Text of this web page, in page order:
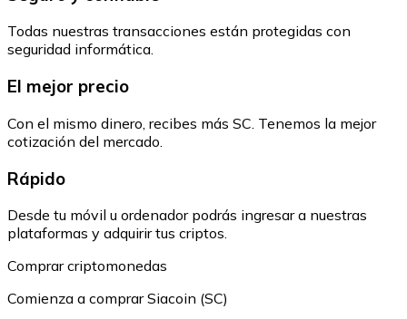
Todas nuestras transacciones están protegidas con
seguridad informática.
El mejor precio
Con el mismo dinero, recibes más SC. Tenemos la mejor
cotización del mercado.
Rápido
Desde tu móvil u ordenador podrás ingresar a nuestras
plataformas y adquirir tus criptos.
Comprar criptomonedas
Comienza a comprar Siacoin (SC)